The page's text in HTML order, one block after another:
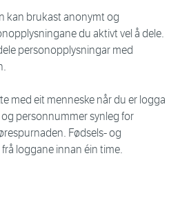
kan brukast anonymt og
du aktivt vel å dele.
personopplysningar med
med eit menneske når du er logga
personnummer synleg for
Fødsels- og
loggane innan éin time.